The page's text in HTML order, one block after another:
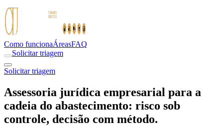
Como funcionaÁreasFAQ
Solicitar triagem
Solicitar triagem
Assessoria jurídica empresarial para a
cadeia do abastecimento: risco sob
controle, decisão com método.